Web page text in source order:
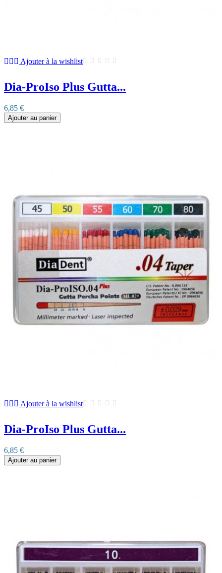
Ajouter à la wishlist
Dia-ProIso Plus Gutta...
6,85 €
Ajouter au panier
Ajouter à la wishlist
Dia-ProIso Plus Gutta...
6,85 €
Ajouter au panier